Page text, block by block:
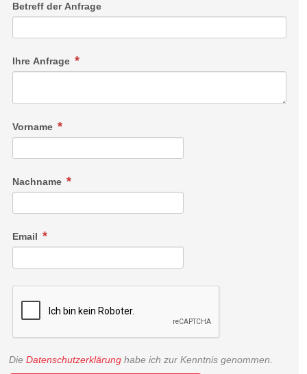
Betreff der Anfrage
Ihre Anfrage
Vorname
Nachname
Email
Die Datenschutzerklärung habe ich zur Kenntnis genommen.